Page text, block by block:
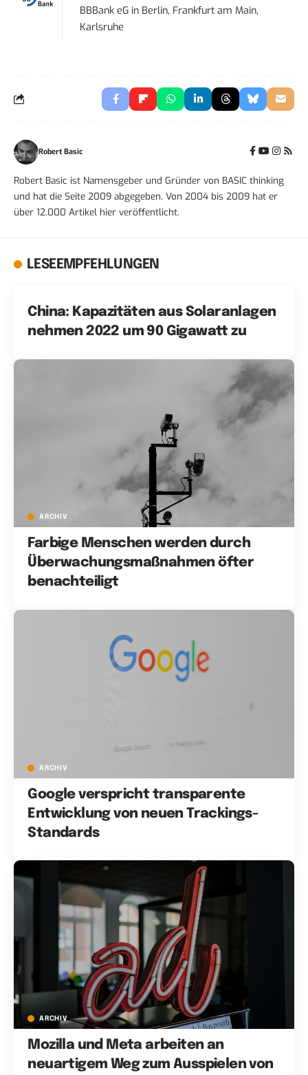
BBBank eG in Berlin, Frankfurt am Main,
Karlsruhe
Robert Basic
Robert Basic ist Namensgeber und Gründer von BASIC thinking
und hat die Seite 2009 abgegeben. Von 2004 bis 2009 hat er
über 12.000 Artikel hier veröffentlicht.
LESEEMPFEHLUNGEN
China: Kapazitäten aus Solaranlagen
nehmen 2022 um 90 Gigawatt zu
ARCHIV
Farbige Menschen werden durch
Überwachungsmaßnahmen öfter
benachteiligt
ARCHIV
Google verspricht transparente
Entwicklung von neuen Trackings-
Standards
ARCHIV
Mozilla und Meta arbeiten an
neuartigem Weg zum Ausspielen von